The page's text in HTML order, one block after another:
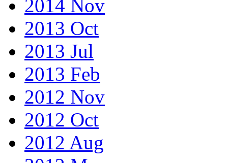
2014 Nov
2013 Oct
2013 Jul
2013 Feb
2012 Nov
2012 Oct
2012 Aug